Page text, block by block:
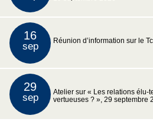
16
sep Réunion d’information sur le
29
sep
Atelier sur « Les relations élu-
vertueuses ? », 29 septembre